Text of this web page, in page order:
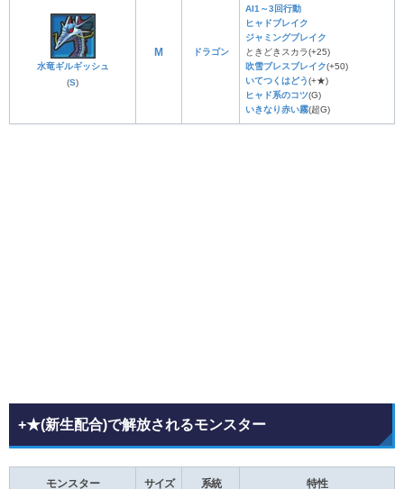
水竜ギルギッシュ
(S)
M ドラゴン
AI1～3回行動
ヒャドブレイク
ジャミングブレイク
ときどきスカラ(+25)
吹雪ブレスブレイク(+50)
いてつくはどう(+★)
ヒャド系のコツ(G)
いきなり赤い霧(超G)
+★(新生配合)で解放されるモンスター
モンスター サイズ 系統 特性